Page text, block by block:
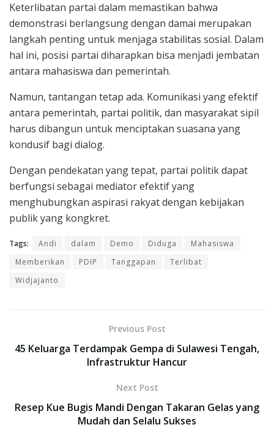
Keterlibatan partai dalam memastikan bahwa
demonstrasi berlangsung dengan damai merupakan
langkah penting untuk menjaga stabilitas sosial. Dalam
hal ini, posisi partai diharapkan bisa menjadi jembatan
antara mahasiswa dan pemerintah.
Namun, tantangan tetap ada. Komunikasi yang efektif
antara pemerintah, partai politik, dan masyarakat sipil
harus dibangun untuk menciptakan suasana yang
kondusif bagi dialog.
Dengan pendekatan yang tepat, partai politik dapat
berfungsi sebagai mediator efektif yang
menghubungkan aspirasi rakyat dengan kebijakan
publik yang kongkret.
Tags: Andi dalam Demo Diduga
Mahasiswa
Memberikan
PDIP Tanggapan
Terlibat
Widjajanto
Previous Post
45 Keluarga Terdampak Gempa di Sulawesi Tengah,
Infrastruktur Hancur
Next Post
Resep Kue Bugis Mandi Dengan Takaran Gelas yang
Mudah dan Selalu Sukses